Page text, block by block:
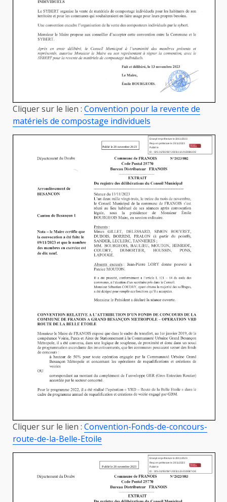
Cliquer sur le lien : Convention pour la revente de
matériels de compostage individuels
Cliquer sur le lien : Convention-Fonds-de-concours-
route-de-la-Belle-Etoile